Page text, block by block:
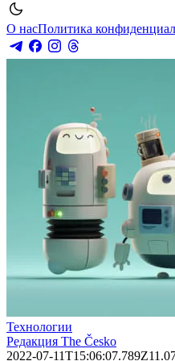
О насПолитика
Технологии
Редакция The Česko
2022-07-11T15:06:07.789Z